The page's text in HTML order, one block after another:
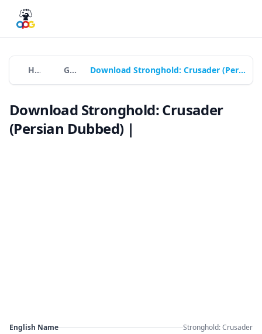
Home Games Download Stronghold: Crusader (Persian Dubbed) |
Download Stronghold: Crusader
(Persian Dubbed) |
English Name
Stronghold: Crusader